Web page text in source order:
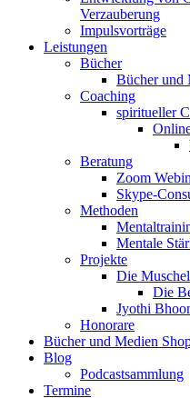
Verzauberung
Impulsvorträge
Leistungen
Bücher
Bücher und
Coaching
spiritueller
Beratung
Zoom
Skype-
Methoden
Mentale
Projekte
Die
Die
Jyothi
Honorare
Bücher und Medien
Blog
Podcastsammlung
Termine